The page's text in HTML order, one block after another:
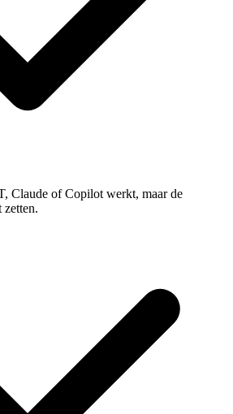
Claude of Copilot werkt, maar de
zetten.